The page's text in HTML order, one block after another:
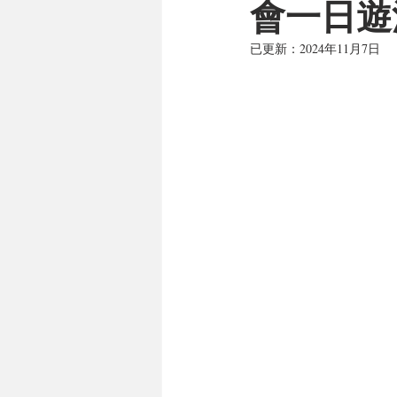
會一日
已更新： 2024年11月7日